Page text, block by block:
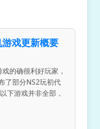
戏更新概要
的确很利好玩家，
了部分NS2玩初代
下游戏并非全部，